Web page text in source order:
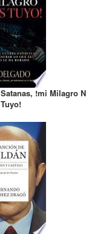
Satanas, !mi Milagro
Tuyo!